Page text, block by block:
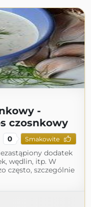
-
czosnkowy
0 Smakowite
dodatek
wędlin, itp. W
często, szczególnie